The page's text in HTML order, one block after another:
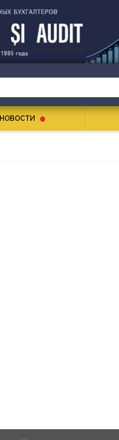
НОВОСТИ